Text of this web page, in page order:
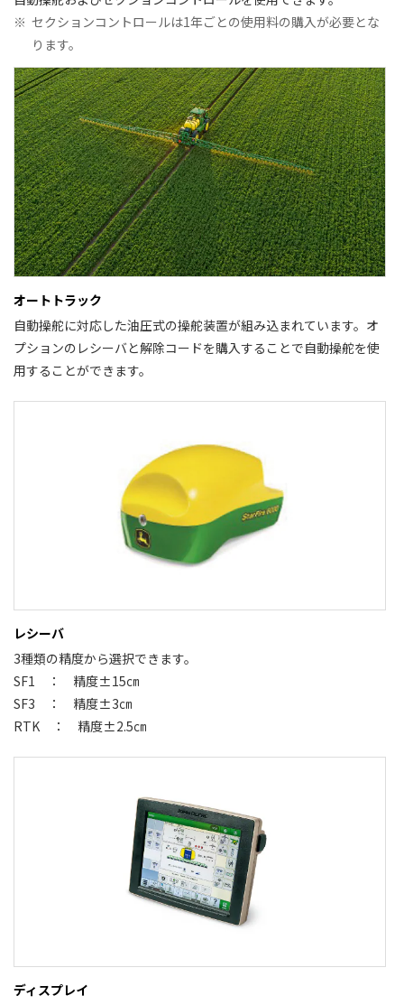
※ セクションコントロールは1年ごとの使用料の購入が必要とな
ります。
オートトラック
自動操舵に対応した油圧式の操舵装置が組み込まれています。オ
プションのレシーバと解除コードを購入することで自動操舵を使
用することができます。
レシーバ
3種類の精度から選択できます。
SF1 ： 精度±15㎝
SF3 ： 精度±3㎝
RTK ： 精度±2.5㎝
ディスプレイ